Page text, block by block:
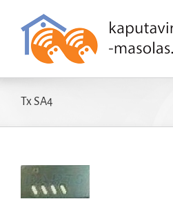
Kihagyás
Tx SA4